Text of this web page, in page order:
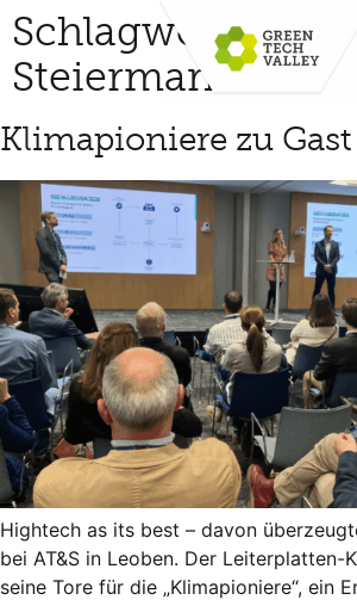
Schlagwort:IV
Steiermark
Klimapioniere zu Gast
Hightech as its best – davon
bei AT&S in Leoben. Der Leiterplatten-
seine Tore für die „Klimapioniere“, ein